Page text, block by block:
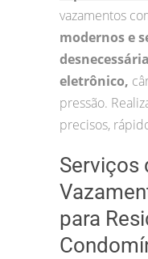
vazamentos
modernos e
desnecessária
eletrônico,
pressão.
precisos,
Serviços
para